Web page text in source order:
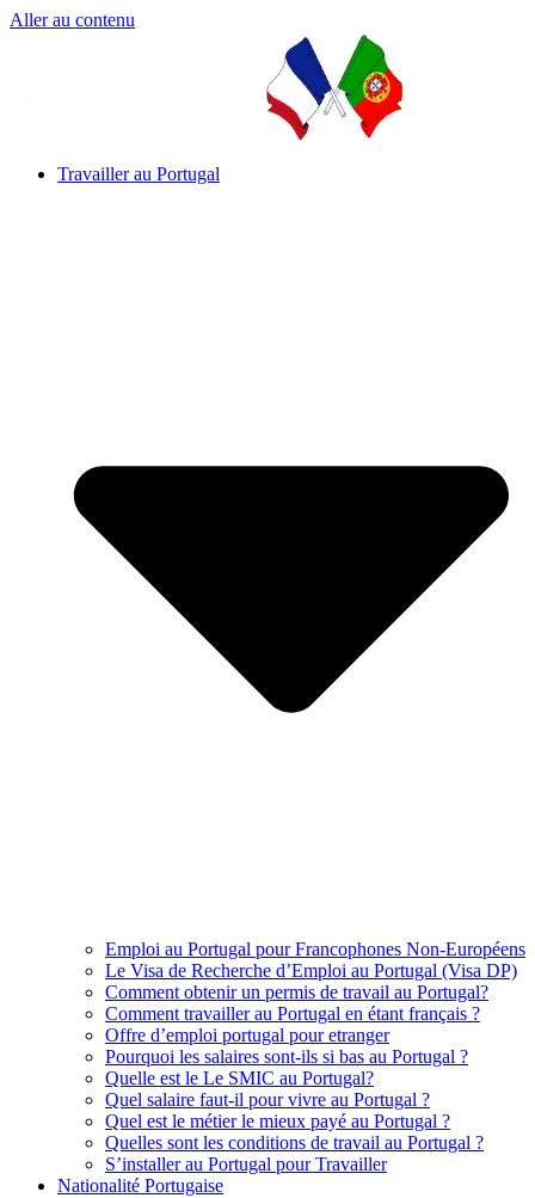
Aller au contenu
Travailler au Portugal
Emploi au Portugal pour Francophones Non-Européens
Le Visa de Recherche d’Emploi au Portugal (Visa DP)
Comment obtenir un permis de travail au Portugal?
Comment travailler au Portugal en étant français ?
Offre d’emploi portugal pour etranger
Pourquoi les salaires sont-ils si bas au Portugal ?
Quelle est le Le SMIC au Portugal?
Quel salaire faut-il pour vivre au Portugal ?
Quel est le métier le mieux payé au Portugal ?
Quelles sont les conditions de travail au Portugal ?
S’installer au Portugal pour Travailler
Nationalité Portugaise